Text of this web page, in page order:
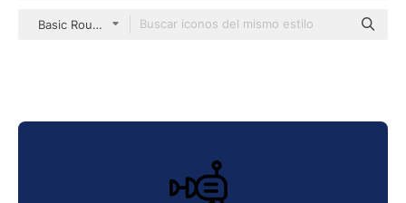
Basic Rounded Lineal